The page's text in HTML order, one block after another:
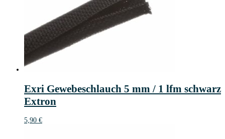
Exri Gewebeschlauch 5 mm / 1 lfm schwarz
Extron
5,90 €